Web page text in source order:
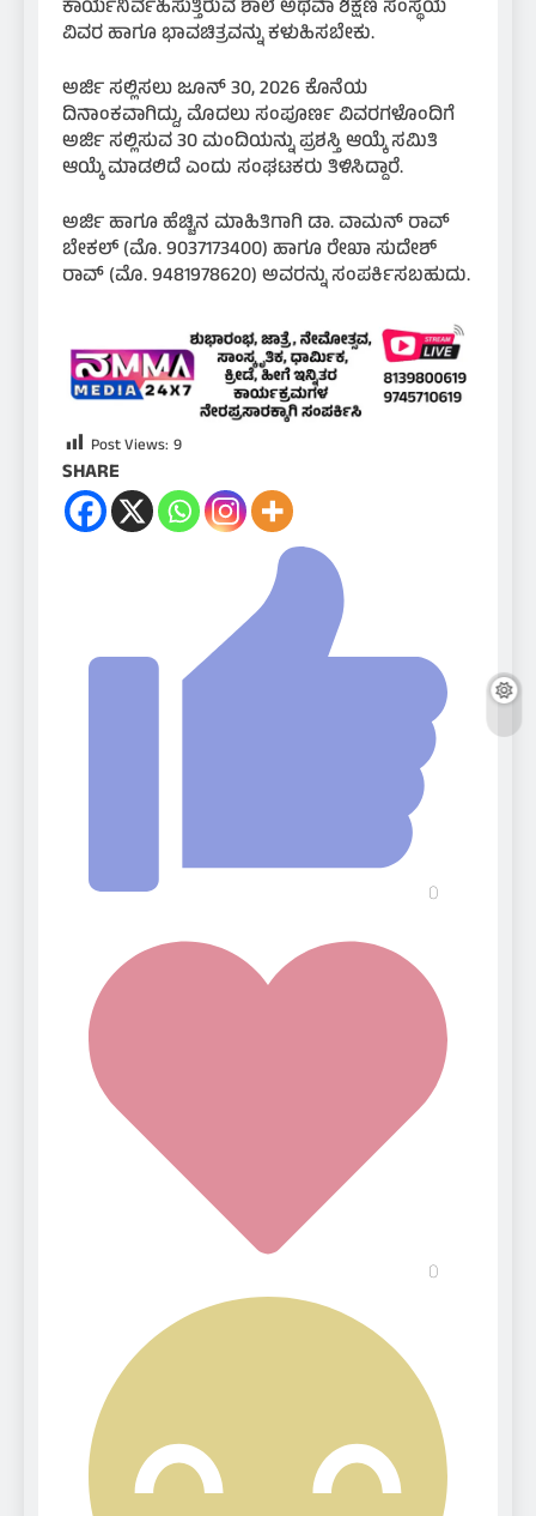
ಕಾರ್ಯನಿರ್ವಹಿಸುತ್ತಿರುವ ಶಾಲೆ ಅಥವಾ ಶಿಕ್ಷಣ ಸಂಸ್ಥೆಯ
ವಿವರ ಹಾಗೂ ಭಾವಚಿತ್ರವನ್ನು ಕಳುಹಿಸಬೇಕು.
ಅರ್ಜಿ ಸಲ್ಲಿಸಲು ಜೂನ್ 30, 2026 ಕೊನೆಯ
ದಿನಾಂಕವಾಗಿದ್ದು, ಮೊದಲು ಸಂಪೂರ್ಣ ವಿವರಗಳೊಂದಿಗೆ
ಅರ್ಜಿ ಸಲ್ಲಿಸುವ 30 ಮಂದಿಯನ್ನು ಪ್ರಶಸ್ತಿ ಆಯ್ಕೆ ಸಮಿತಿ
ಆಯ್ಕೆ ಮಾಡಲಿದೆ ಎಂದು ಸಂಘಟಕರು ತಿಳಿಸಿದ್ದಾರೆ.
ಅರ್ಜಿ ಹಾಗೂ ಹೆಚ್ಚಿನ ಮಾಹಿತಿಗಾಗಿ ಡಾ. ವಾಮನ್ ರಾವ್
ಬೇಕಲ್ (ಮೊ. 9037173400) ಹಾಗೂ ರೇಖಾ ಸುದೇಶ್
ರಾವ್ (ಮೊ. 9481978620) ಅವರನ್ನು ಸಂಪರ್ಕಿಸಬಹುದು.
Post Views: 9
SHARE